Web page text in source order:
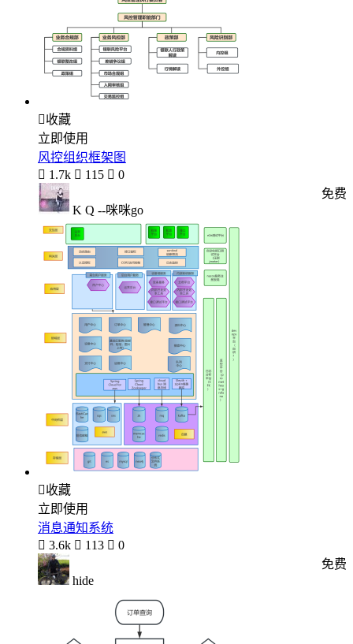
收藏
立即使用
风控组织框架图
 1.7k  115  0
K Q --咪咪go
免费
收藏
立即使用
消息通知系统
 3.6k  113  0
hide
免费